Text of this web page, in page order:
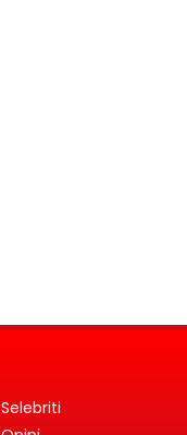
Selebriti